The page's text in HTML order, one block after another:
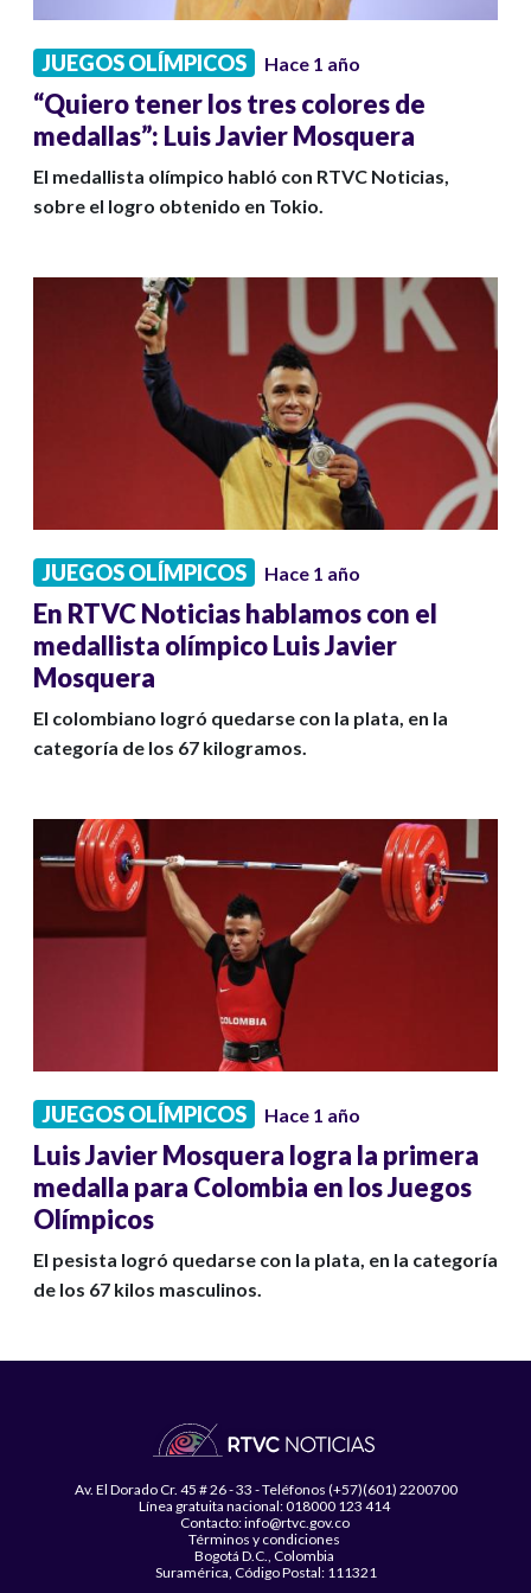
JUEGOS OLÍMPICOS Hace 1 año
“Quiero tener los tres colores de
medallas”: Luis Javier Mosquera
El medallista olímpico habló con RTVC Noticias,
sobre el logro obtenido en Tokio.
JUEGOS OLÍMPICOS Hace 1 año
En RTVC Noticias hablamos con el
medallista olímpico Luis Javier
Mosquera
El colombiano logró quedarse con la plata, en la
categoría de los 67 kilogramos.
JUEGOS OLÍMPICOS Hace 1 año
Luis Javier Mosquera logra la primera
medalla para Colombia en los Juegos
Olímpicos
El pesista logró quedarse con la plata, en la categoría
de los 67 kilos masculinos.
Av. El Dorado Cr. 45 # 26 - 33 - Teléfonos (+57)(601) 2200700
Línea gratuita nacional: 018000 123 414
Contacto: info@rtvc.gov.co
Términos y condiciones
Bogotá D.C., Colombia
Suramérica, Código Postal: 111321